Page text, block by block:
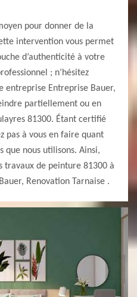
pour donner de la
intervention vous permet
d’authenticité à votre
; n’hésitez
entreprise Entreprise Bauer,
partiellement ou en
81300. Étant certifié
pas à vous en faire quant
que nous utilisons. Ainsi,
travaux de peinture 81300 à
Renovation Tarnaise .